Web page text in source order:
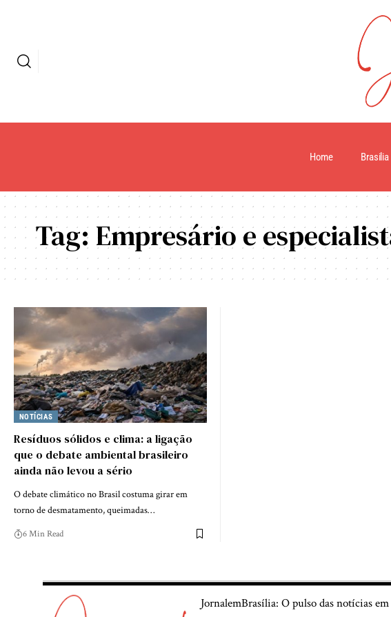
Home Brasilia
Tag: Empresário e
NOTÍCIAS
Resíduos sólidos e clima: a ligação
que o debate ambiental brasileiro
ainda não levou a sério
O debate climático no Brasil costuma girar em
torno de desmatamento, queimadas…
6 Min Read
JornalemBrasília: O pulso das notícias